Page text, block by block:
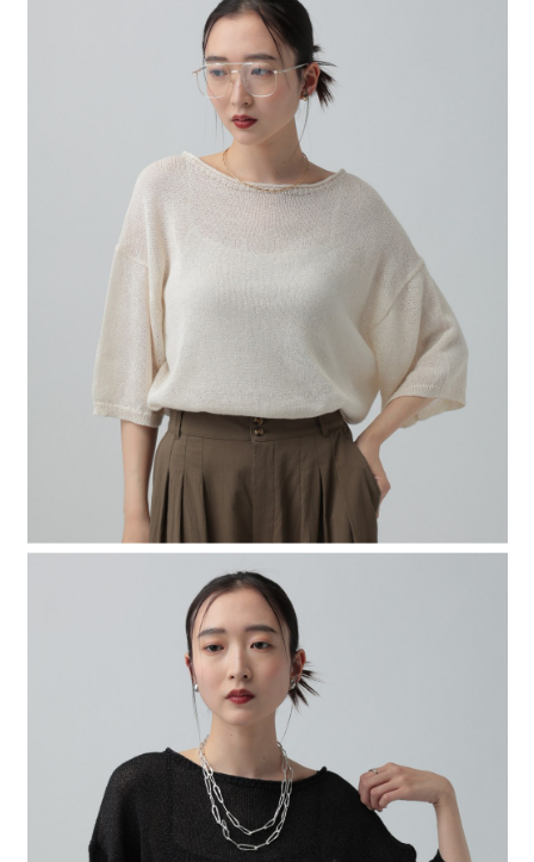
2.透過簡訊連結打開帳單後，可選擇「超商條碼／台灣大直營門市／銀行轉
帳／街口支付／iPASS MONEY」等通路繳費。
1.本服務係由「台灣大哥大股份有限公司」（以下簡稱本公司）所提供，讓
用戶於交易時，得透過本服務購買商品或服務，並由商店將買賣／分期付款
買賣價金債權讓與本公司後，依約使用本公司帳單繳交帳款。
2.基於同意付款使用「大哥付你分期」之契約關係目的，商店將以您的個人
資料（包含姓名、電話或地址）提供予台灣大哥大進項蒐集、處理及利用，
由本公司與您本人進行分期帳單所需資料之確認、核對及更正。
3.完整用戶服務條款，請詳閱以下連結：
https://oppay.tw/userRule
【「AFTEE先享後付」結帳流程】
１．於結帳方式選擇「AFTEE先享後付」後，將跳轉至「AFTEE先享後付」
結帳頁面，進行簡訊認證並確認金額後，即可完成結帳。
２．訂單成立數日內，您將收到繳費通知簡訊。
３．收到繳費通知簡訊後14天內，點擊此簡訊中的連結，可透過四大超商／
ATM／網路銀行／等多元方式進行付款，方視為交易完成。
※ 請注意：結帳手續完成當下不需立刻繳費，但若您需要取消訂單，請聯絡
購買商品的店家。未經商家同意取消之訂單仍視為有效，需透過AFTEE先享
後付繳納相關費用。
※ 交易是否成功請以「AFTEE先享後付 」之結帳頁面顯示為準，若有關於
是否繳費成功／繳費後需取消欲退款等相關疑問，請聯繫「AFTEE先享後付
客戶支援中心」 https://netprotections.freshdesk.com/support/home
１．透過由恩沛科技股份有限公司提供之「AFTEE先享後付」服務完成之交
易，需依本服務之必要範圍內提供個人資料，並將交易相關給付款項請求債
權轉讓予恩沛科技股份有限公司。
２．關於個人資料處理事宜，請瀏覽以下網址： https://aftee.tw/terms/#terms3
３．未成年的使用者請事先徵得法定代理人或監護人之同意方可使用
「AFTEE先享後付」，若未經同意申辦者引起之損失，本公司不負相關責
４．使用「AFTEE先享後付」時，將依據個別帳號之用戶狀況，依本公司即
時審查核予不同之上限額度；若仍有額度不足之情形，本公司將視審查結果
請求用戶進行身份認證。
５．嚴禁一人註冊多個帳號或使用他人資訊註冊。若發現惡意使用之情形，
恩沛科技股份有限公司將有權停止該用戶之使用額度並採取法律行動。
每筆NT$80，滿NT$1,500(含以上)免運費
每筆NT$80，滿NT$1,500(含以上)免運費
每筆NT$80，滿NT$1,500(含以上)免運費
每筆NT$80，滿NT$1,500(含以上)免運費